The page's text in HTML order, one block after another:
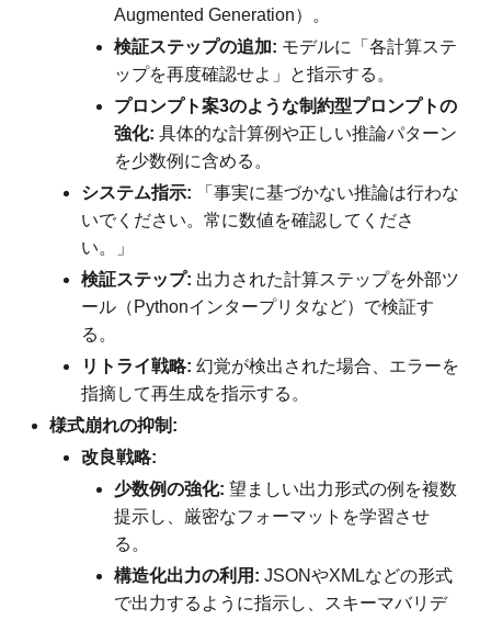
Augmented Generation）。
検証ステップの追加: モデルに「各計算ステ
ップを再度確認せよ」と指示する。
プロンプト案3のような制約型プロンプトの
強化: 具体的な計算例や正しい推論パターン
を少数例に含める。
システム指示: 「事実に基づかない推論は行わな
いでください。常に数値を確認してくださ
い。」
検証ステップ: 出力された計算ステップを外部ツ
ール（Pythonインタープリタなど）で検証す
る。
リトライ戦略: 幻覚が検出された場合、エラーを
指摘して再生成を指示する。
様式崩れの抑制:
改良戦略:
少数例の強化: 望ましい出力形式の例を複数
提示し、厳密なフォーマットを学習させ
る。
構造化出力の利用: JSONやXMLなどの形式
で出力するように指示し、スキーマバリデ